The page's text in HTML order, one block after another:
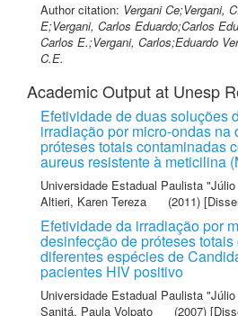
Author citation: Vergani Ce;Vergani,
E;Vergani, Carlos Eduardo;Carlos
Carlos E.;Vergani, Carlos;Eduardo
C.E.
Academic Output at Unesp
Efetividade de duas soluções
irradiação por micro-ondas na
próteses totais contaminadas
aureus resistente à meticilina
Universidade Estadual Paulista
Altieri, Karen Tereza
(2011)
Efetividade da irradiação por
desinfecção de próteses
diferentes espécies de
pacientes HIV positivo
Universidade Estadual Paulista
Sanitá, Paula Volpato
(2007)